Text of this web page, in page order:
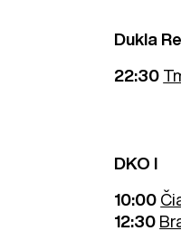
Dukla
22:30
DKO I
10:00
12:30